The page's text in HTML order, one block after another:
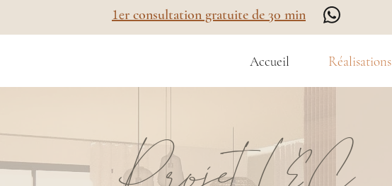
1er consultation gratuite de 30 min
Accueil Réalisations